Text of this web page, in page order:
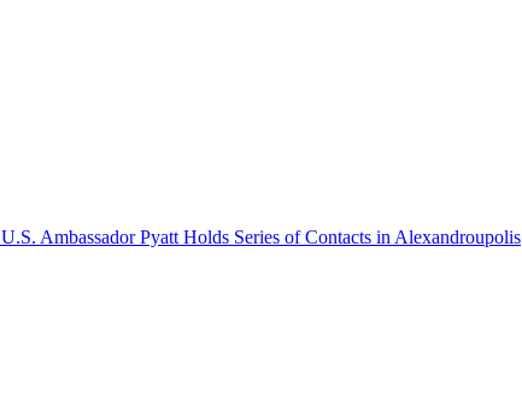
U.S. Ambassador Pyatt Holds Series of Contacts in Alexandroupolis